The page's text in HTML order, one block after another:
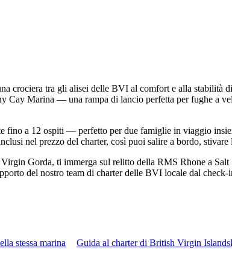
crociera tra gli alisei delle BVI al comfort e alla stabilità
Marina — una rampa di lancio perfetta per fughe a
fino a 12 ospiti — perfetto per due famiglie in viaggio
nel prezzo del charter, così puoi salire a bordo,
Gorda, ti immerga sul relitto della RMS Rhone a
del nostro team di charter delle BVI locale dal check-
stessa marina Guida al charter di British Virgin Islands